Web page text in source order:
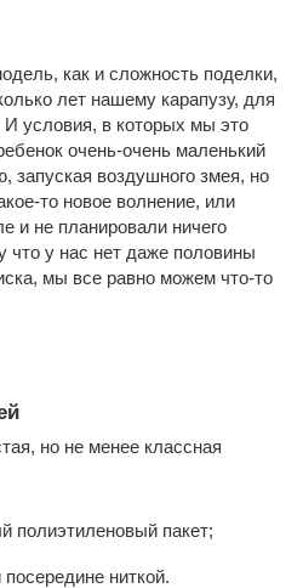
как и сложность поделки,
лет нашему карапузу, для
И условия, в которых мы это
очень-очень маленький
запуская воздушного змея, но
то новое волнение, или
и не планировали ничего
что у нас нет даже половины
мы все равно можем что-то
но не менее классная
полиэтиленовый пакет;
ниткой.